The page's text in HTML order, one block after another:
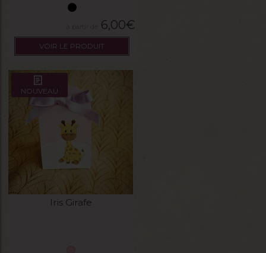
6,00€
VOIR LE PRODUIT
NOUVEAU
Iris Girafe